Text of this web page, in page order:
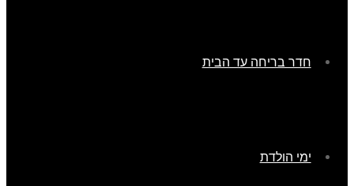
חדר בריחה עד הבית
ימי הולדת